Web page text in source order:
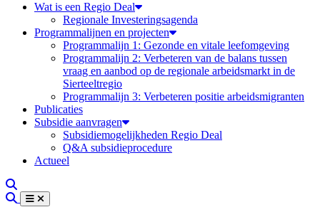
Wat is een Regio Deal
Regionale Investeringsagenda
Programmalijnen en projecten
Programmalijn 1: Gezonde en vitale leefomgeving
Programmalijn 2: Verbeteren van de balans tussen
vraag en aanbod op de regionale arbeidsmarkt in de
Sierteeltregio
Programmalijn 3: Verbeteren positie arbeidsmigranten
Publicaties
Subsidie aanvragen
Subsidiemogelijkheden Regio Deal
Q&A subsidieprocedure
Actueel
Zoeken
Menu
Sluiten